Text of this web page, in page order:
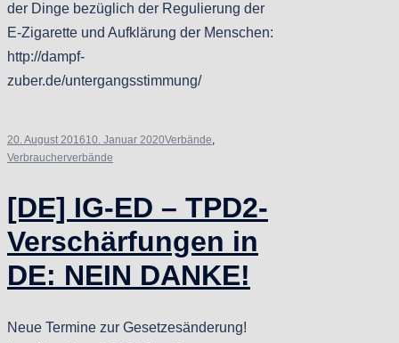
der Dinge bezüglich der Regulierung der
E-Zigarette und Aufklärung der Menschen:
http://dampf-
zuber.de/untergangsstimmung/
20. August 201610. Januar 2020Verbände,
Verbraucherverbände
[DE] IG-ED – TPD2-
Verschärfungen in
DE: NEIN DANKE!
Neue Termine zur Gesetzesänderung!